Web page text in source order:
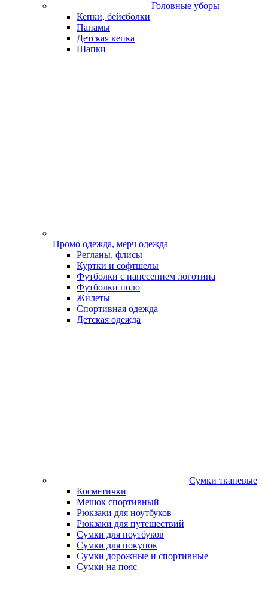
Головные уборы
Кепки, бейсболки
Панамы
Детская кепка
Шапки
Промо одежда, мерч одежда
Регланы, флисы
Куртки и софтшелы
Футболки с нанесением логотипа
Футболки поло
Жилеты
Спортивная одежда
Детская одежда
Сумки тканевые
Косметички
Мешок спортивный
Рюкзаки для ноутбуков
Рюкзаки для путешествий
Сумки для ноутбуков
Сумки для покупок
Сумки дорожные и спортивные
Сумки на пояс